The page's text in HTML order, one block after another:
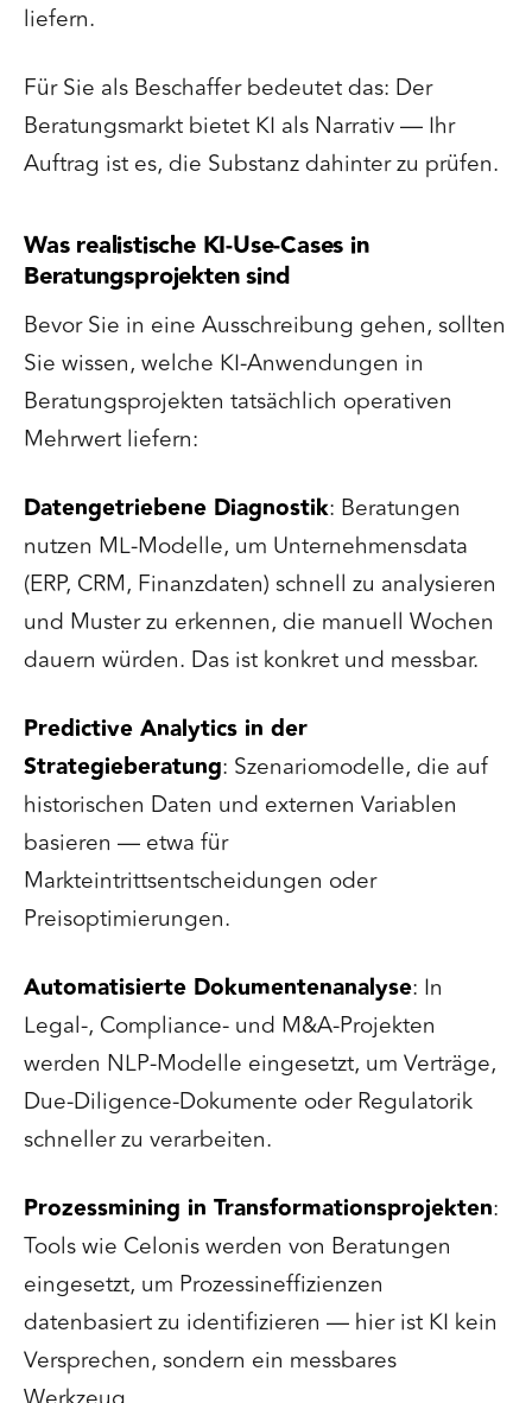
liefern.
Für Sie als Beschaffer bedeutet das: Der
Beratungsmarkt bietet KI als Narrativ — Ihr
Auftrag ist es, die Substanz dahinter zu prüfen.
Was realistische KI-Use-Cases in
Beratungsprojekten sind
Bevor Sie in eine Ausschreibung gehen, sollten
Sie wissen, welche KI-Anwendungen in
Beratungsprojekten tatsächlich operativen
Mehrwert liefern:
Datengetriebene Diagnostik: Beratungen
nutzen ML-Modelle, um Unternehmensdata
(ERP, CRM, Finanzdaten) schnell zu analysieren
und Muster zu erkennen, die manuell Wochen
dauern würden. Das ist konkret und messbar.
Predictive Analytics in der
Strategieberatung: Szenariomodelle, die auf
historischen Daten und externen Variablen
basieren — etwa für
Markteintrittsentscheidungen oder
Preisoptimierungen.
Automatisierte Dokumentenanalyse: In
Legal-, Compliance- und M&A-Projekten
werden NLP-Modelle eingesetzt, um Verträge,
Due-Diligence-Dokumente oder Regulatorik
schneller zu verarbeiten.
Prozessmining in Transformationsprojekten:
Tools wie Celonis werden von Beratungen
eingesetzt, um Prozessineffizienzen
datenbasiert zu identifizieren — hier ist KI kein
Versprechen, sondern ein messbares